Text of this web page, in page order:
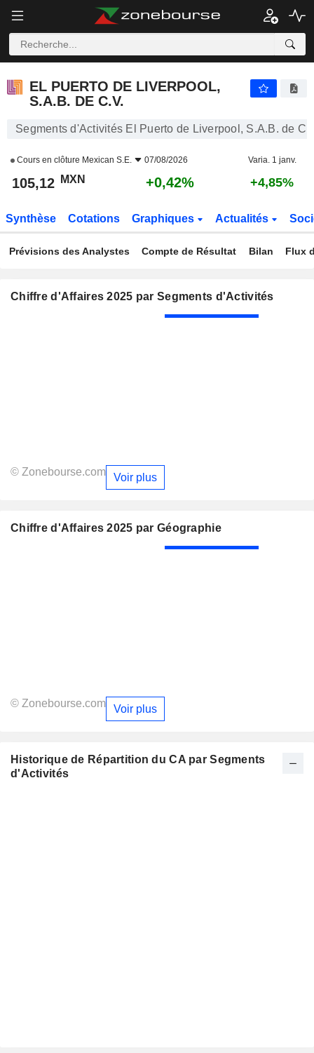
EL PUERTO DE LIVERPOOL,
S.A.B. DE C.V.
Segments d'Activités El Puerto de Liverpool, S.A.B. de
Cours en clôture Mexican S.E. 07/08/2026 Varia. 1 janv.
105,12 MXN +0,42% +4,85%
Synthèse Cotations Graphiques Actualités
Prévisions des Analystes Compte de Résultat Bilan Flux
Chiffre d'Affaires 2025 par Segments d'Activités
© Zonebourse.com Voir plus
Chiffre d'Affaires 2025 par Géographie
© Zonebourse.com Voir plus
Historique de Répartition du CA par Segments
d'Activités